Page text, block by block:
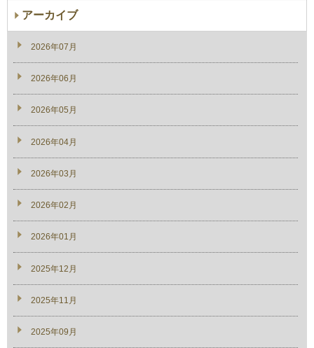
アーカイブ
2026年07月
2026年06月
2026年05月
2026年04月
2026年03月
2026年02月
2026年01月
2025年12月
2025年11月
2025年09月